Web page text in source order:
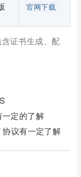
官网下载
含证书生成、配
定的了解
议有一定了解